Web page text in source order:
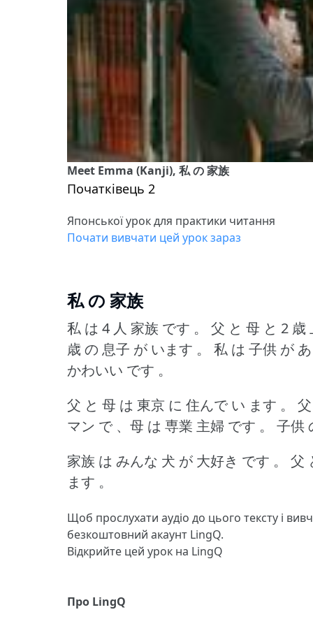
Meet Emma (Kanji), 私 の 家族
Початківець 2
Японської урок для практики читання
Почати вивчати цей урок зараз
私 の 家族
私 は 4 人 家族 です 。
父 と 母 と 2 歳
歳 の 息子 が います 。
私 は 子供 が
かわいい です 。
父 と 母 は 東京 に 住んで い ます 。
マン で 、母 は 専業 主婦 です 。
子供
家族 は みんな 犬 が 大好き です 。
父
ます 。
Щоб прослухати аудіо до цього тексту і
безкоштовний акаунт LingQ.
Відкрийте цей урок на LingQ
Про LingQ